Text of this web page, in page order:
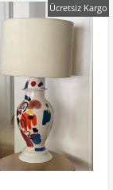
Ücretsiz Kargo